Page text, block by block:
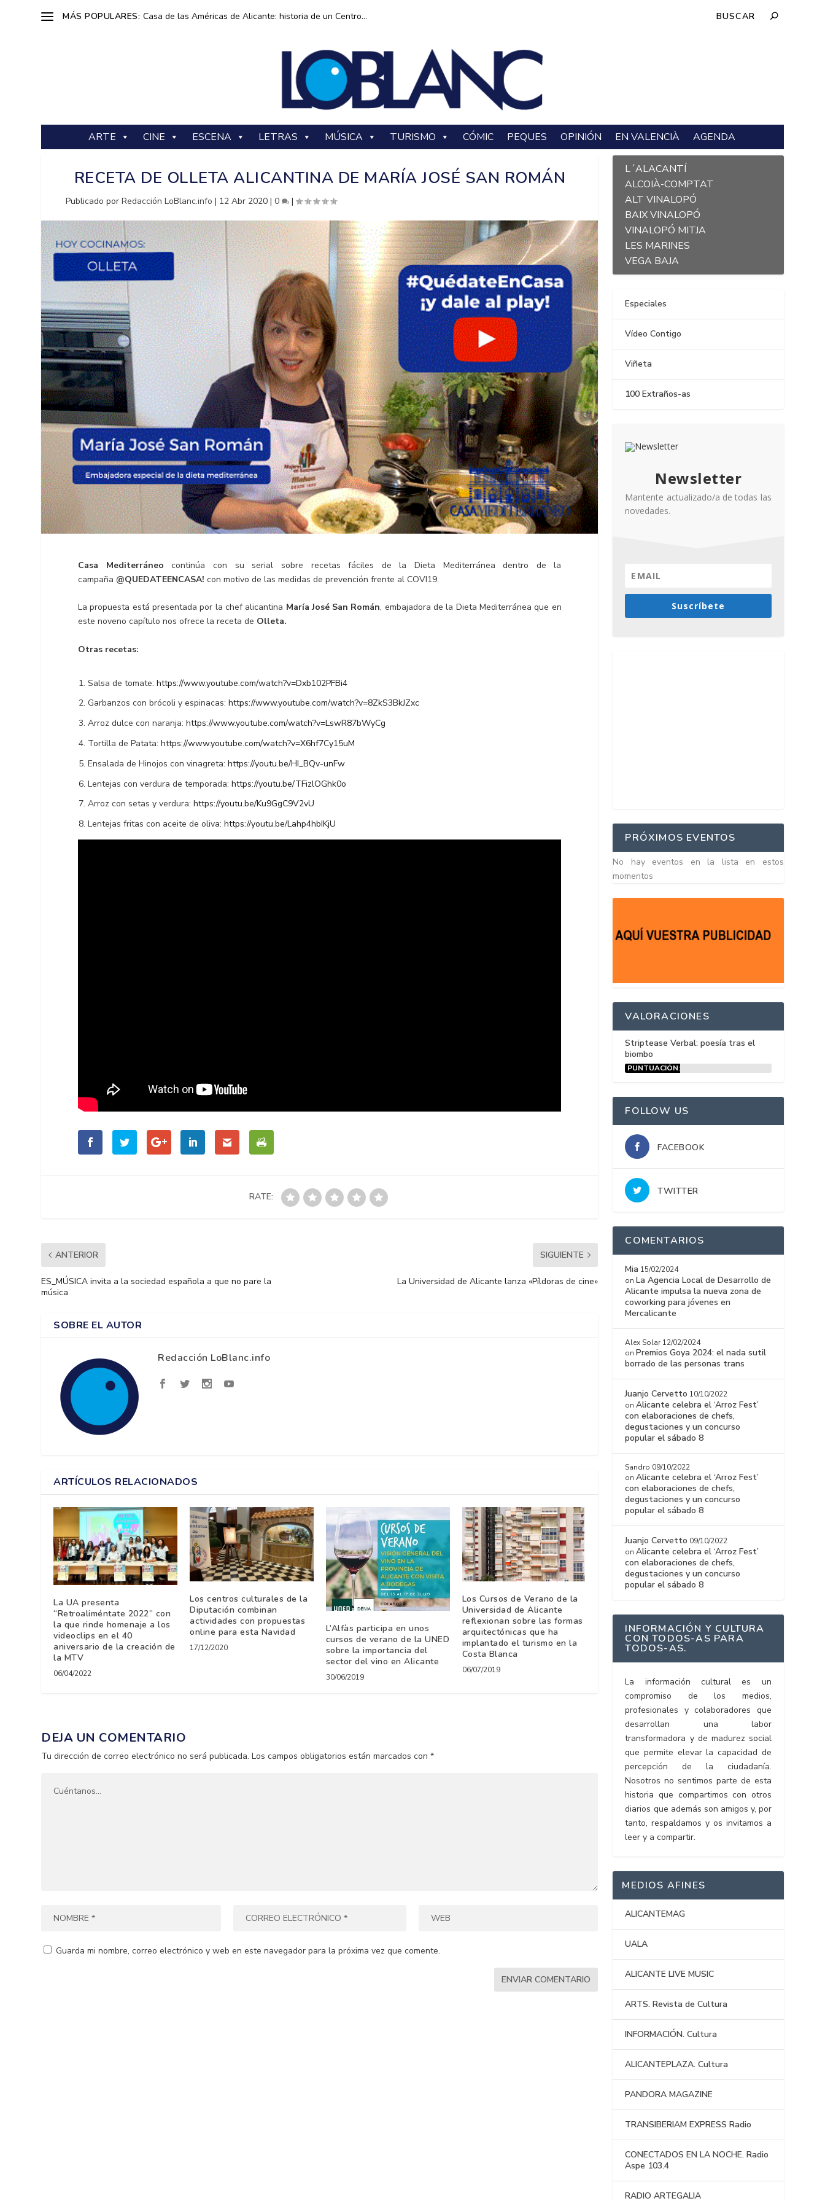
MÁS POPULARES: Casa de las Américas de Alicante: historia de un Centro...
ARTE CINE ESCENA LETRAS MÚSICA TURISMO CÓMIC PEQUES OPINIÓN EN VALENCIÀ AGENDA
RECETA DE OLLETA ALICANTINA DE MARÍA JOSÉ SAN ROMÁN
Publicado porRedacción LoBlanc.info | 12 Abr 2020 |0 |
Casa Mediterráneo continúa con su serial sobre recetas fáciles de la Dieta Mediterránea dentro de la
campaña @QUEDATEENCASA!con motivo de las medidas de prevención frente al COVI19.
La propuesta está presentada por la chef alicantina María José San Román, embajadora de la Dieta Mediterránea que en
este noveno capítulo nos ofrece la receta de Olleta.
Otras recetas:
Salsa de tomate:https://www.youtube.com/watch?v=Dxb102PFBi4
Garbanzos con brócoli y espinacas:https://www.youtube.com/watch?v=8ZkS3BkJZxc
Arroz dulce con naranja:https://www.youtube.com/watch?v=LswR87bWyCg
Tortilla de Patata:https://www.youtube.com/watch?v=X6hf7Cy15uM
Ensalada de Hinojos con vinagreta:https://youtu.be/HI_BQv-unFw
Lentejas con verdura de temporada:https://youtu.be/TFizlOGhk0o
Arroz con setas y verdura:https://youtu.be/Ku9GgC9V2vU
Lentejas fritas con aceite de oliva:https://youtu.be/Lahp4hbIKjU
RATE:
ANTERIOR
ES_MÚSICA invita a la sociedad española a que no pare la
música
SIGUIENTE
La Universidad de Alicante lanza «Píldoras de cine»
SOBRE EL AUTOR
Redacción LoBlanc.info
ARTÍCULOS RELACIONADOS
La UA presenta
“Retroaliméntate 2022” con
la que rinde homenaje a los
videoclips en el 40
aniversario de la creación de
la MTV
06/04/2022
Los centros culturales de la
Diputación combinan
actividades con propuestas
online para esta Navidad
17/12/2020
L’Alfàs participa en unos
cursos de verano de la UNED
sobre la importancia del
sector del vino en Alicante
30/06/2019
Los Cursos de Verano de la
Universidad de Alicante
reflexionan sobre las formas
arquitectónicas que ha
implantado el turismo en la
Costa Blanca
06/07/2019
DEJA UN COMENTARIO
Tu dirección de correo electrónico no será publicada. Los campos obligatorios están marcados con*
Guarda mi nombre, correo electrónico y web en este navegador para la próxima vez que comente.
L´ALACANTÍ
ALCOIÀ-COMPTAT
ALT VINALOPÓ
BAIX VINALOPÓ
VINALOPÓ MITJA
LES MARINES
VEGA BAJA
Especiales
Vídeo Contigo
Viñeta
100 Extraños-as
Newsletter
Mantente actualizado/a de todas las
novedades.
Suscríbete
PRÓXIMOS EVENTOS
No hay eventos en la lista en estos
momentos
VALORACIONES
Striptease Verbal: poesía tras el
biombo
PUNTUACIÓN:
FOLLOW US
FACEBOOK
TWITTER
COMENTARIOS
Mia 15/02/2024
on La Agencia Local de Desarrollo de
Alicante impulsa la nueva zona de
coworking para jóvenes en
Mercalicante
Alex Solar 12/02/2024
on Premios Goya 2024: el nada sutil
borrado de las personas trans
Juanjo Cervetto 10/10/2022
onAlicante celebra el ‘Arroz Fest’
con elaboraciones de chefs,
degustaciones y un concurso
popular el sábado 8
Sandro 09/10/2022
onAlicante celebra el ‘Arroz Fest’
con elaboraciones de chefs,
degustaciones y un concurso
popular el sábado 8
Juanjo Cervetto 09/10/2022
onAlicante celebra el ‘Arroz Fest’
con elaboraciones de chefs,
degustaciones y un concurso
popular el sábado 8
INFORMACIÓN Y CULTURA
CON TODOS-AS PARA
TODOS-AS.
La información cultural es un
compromiso de los medios,
profesionales y colaboradores que
desarrollan una labor
transformadora y de madurez social
que permite elevar la capacidad de
percepción de la ciudadanía.
Nosotros no sentimos parte de esta
historia que compartimos con otros
diarios que además son amigos y, por
tanto, respaldamos y os invitamos a
leer y a compartir.
MEDIOS AFINES
ALICANTEMAG
UALA
ALICANTE LIVE MUSIC
ARTS. Revista de Cultura
INFORMACIÓN. Cultura
ALICANTEPLAZA. Cultura
PANDORA MAGAZINE
TRANSIBERIAM EXPRESS Radio
CONECTADOS EN LA NOCHE. Radio
Aspe 103.4
RADIO ARTEGALIA